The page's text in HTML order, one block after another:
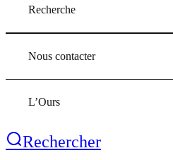
Recherche
Nous contacter
L’Ours
Rechercher